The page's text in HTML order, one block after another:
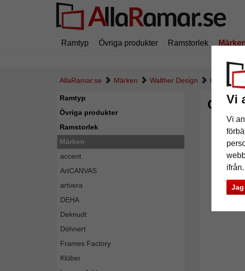
Vi
Vi
ifrån.
Ramtyp Övriga produkter Ramstorlek
AllaRamar.se Märken Walther Design
Ramtyp
Övriga produkter
Ramstorlek
Märken
accent
ArtCANVAS
artvera
DEHA
Deknudt
Döhnert
Frames Factory
Klüber